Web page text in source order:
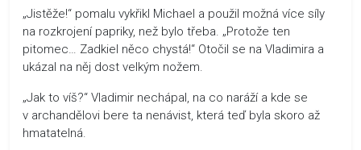
„Jistěže!“ pomalu vykřikl Michael a použil možná více síly
na rozkrojení papriky, než bylo třeba. „Protože ten
pitomec… Zadkiel něco chystá!“ Otočil se na Vladimira a
ukázal na něj dost velkým nožem.
„Jak to víš?“ Vladimir nechápal, na co naráží a kde se
v archandělovi bere ta nenávist, která teď byla skoro až
hmatatelná.